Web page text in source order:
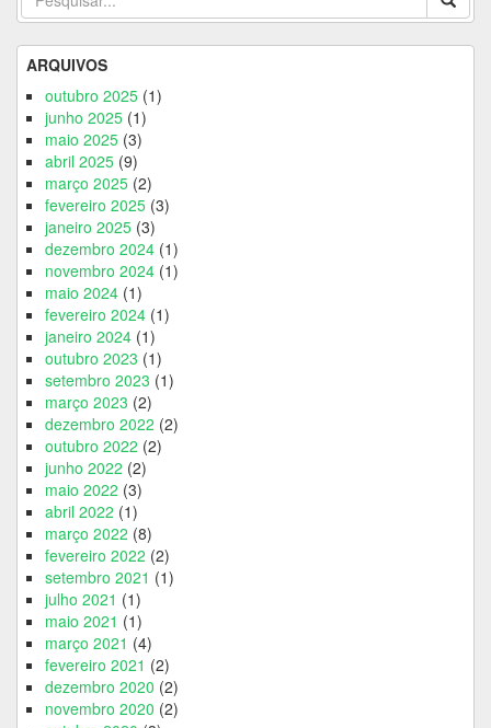
ARQUIVOS
outubro 2025 (1)
junho 2025 (1)
maio 2025 (3)
abril 2025 (9)
março 2025 (2)
fevereiro 2025 (3)
janeiro 2025 (3)
dezembro 2024 (1)
novembro 2024 (1)
maio 2024 (1)
fevereiro 2024 (1)
janeiro 2024 (1)
outubro 2023 (1)
setembro 2023 (1)
março 2023 (2)
dezembro 2022 (2)
outubro 2022 (2)
junho 2022 (2)
maio 2022 (3)
abril 2022 (1)
março 2022 (8)
fevereiro 2022 (2)
setembro 2021 (1)
julho 2021 (1)
maio 2021 (1)
março 2021 (4)
fevereiro 2021 (2)
dezembro 2020 (2)
novembro 2020 (2)